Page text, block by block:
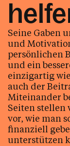
Bei
Krankheit
Ich
Auf der
Beratung
Kirche in
Jobs &
Seine Gaben
und
persönlichen
und ein
einzigartig
auch der
Miteinander
Seiten
vor, wie man
finanziell
unterstützen